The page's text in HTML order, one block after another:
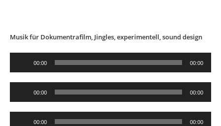
Musik für Dokumentrafilm, Jingles, experimentell, sound design
00:00 00:00
00:00 00:00
00:00 00:00